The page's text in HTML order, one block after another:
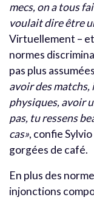
mecs, on a tous
voulait dire être
Virtuellement –
normes
pas plus
avoir des
physiques, avoir
pas, tu ressens
cas», confie
gorgées de café.
En plus des
injonctions